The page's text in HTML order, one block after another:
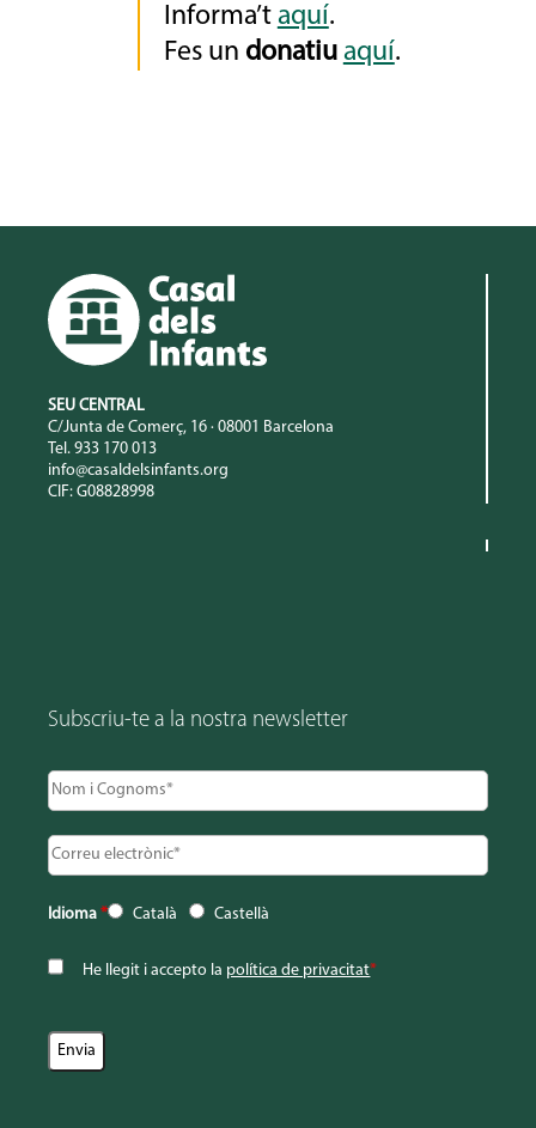
Informa’t aquí.
Fes un donatiu aquí.
SEU CENTRAL
C/Junta de Comerç, 16 · 08001 Barcelona
Tel. 933 170 013
info@casaldelsinfants.org
CIF: G08828998
Subscriu-te a la nostra newsletter
Idioma * Català Castellà
He llegit i accepto la política de privacitat*